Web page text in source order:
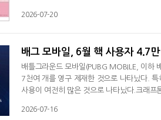
메뉴도 마련했다. 오는 8월1일까지는 신규
2026-07-20
배그 모바일, 6월 핵 사용자 4.7
배틀그라운드 모바일(PUBG MOBILE, 이하
7천여 개를 영구 제재한 것으로 나타났다.
사용이 여전히 많은 것으로 나타났다.크래
게임 플레이를 적발해 순차적으로 적용됐
2026-07-16